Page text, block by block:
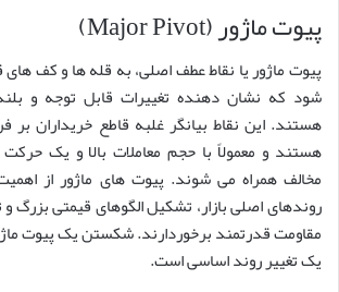
پیوت ماژور (Major Pivot)
پیوت ماژور یا نقاط عطف اصلی، به قله ها و کف
شود که نشان دهنده تغییرات قابل توجه و
هستند. این نقاط بیانگر غلبه قاطع خریداران
هستند و معمولاً با حجم معاملات بالا و یک
مخالف همراه می شوند. پیوت های ماژور از
روندهای اصلی بازار، تشکیل الگوهای قیمتی بزرگ
مقاومت قدرتمند برخوردارند. شکستن یک پیوت
یک تغییر روند اساسی است.